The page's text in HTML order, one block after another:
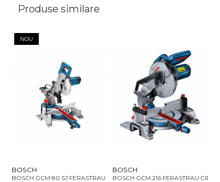
Produse similare
NOU
BOSCH
BOSCH GCM 80 SJ FERASTRAU CIRCULAR DE BANC 1400W
BOSCH
BOSCH GCM 216 FERASTRAU